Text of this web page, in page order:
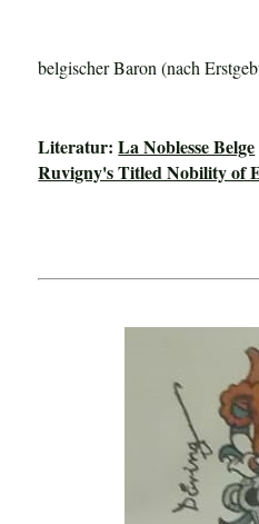
belgischer Baron (nach
Literatur:La Noblesse Belge
Ruvigny's Titled Nobility of